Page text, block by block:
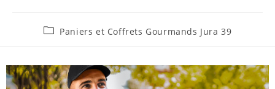
Paniers et Coffrets Gourmands Jura 39